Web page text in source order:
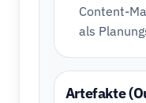
Content-
als
Artefakte